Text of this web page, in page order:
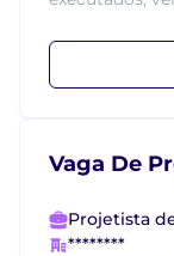
Vaga De
Projetista
********